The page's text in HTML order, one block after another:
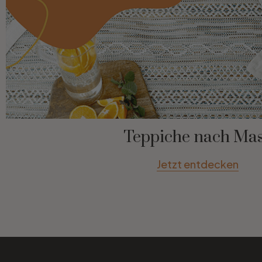
Teppiche nach
Jetzt entdecken